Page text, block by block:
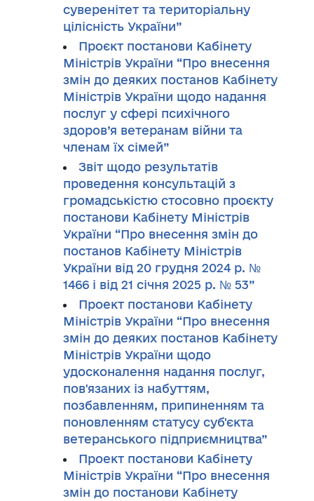
суверенітет та територіальну
цілісність України”
Проєкт постанови Кабінету
Міністрів України “Про внесення
змін до деяких постанов Кабінету
Міністрів України щодо надання
послуг у сфері психічного
здоров’я ветеранам війни та
членам їх сімей”
Звіт щодо результатів
проведення консультацій з
громадськістю стосовно проєкту
постанови Кабінету Міністрів
України “Про внесення змін до
постанов Кабінету Міністрів
України від 20 грудня 2024 р. №
1466 і від 21 січня 2025 р. № 53”
Проект постанови Кабінету
Міністрів України “Про внесення
змін до деяких постанов Кабінету
Міністрів України щодо
удосконалення надання послуг,
пов'язаних із набуттям,
позбавленням, припиненням та
поновленням статусу суб'єкта
ветеранського підприємництва”
Проект постанови Кабінету
Міністрів України “Про внесення
змін до постанови Кабінету